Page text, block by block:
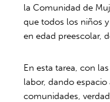
la Comunidad de
que todos los niños
en edad preescolar,
En esta tarea, con
labor, dando
comunidades,